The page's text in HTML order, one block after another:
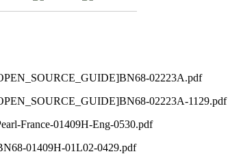
02223A.pdf
02223A-1129.pdf
France-01409H-Eng-0530.pdf
01409H-01L02-0429.pdf